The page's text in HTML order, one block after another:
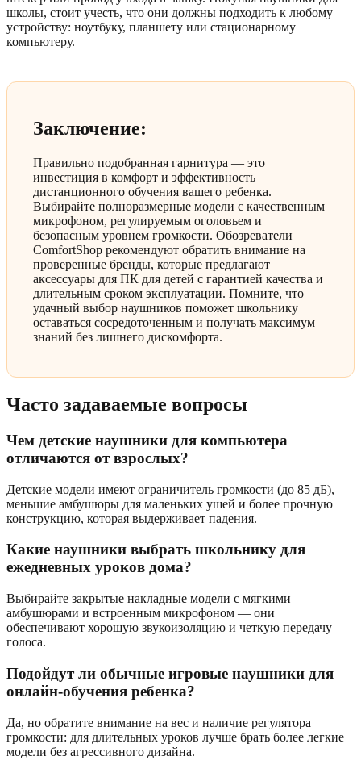
школы, стоит учесть, что они должны подходить к любому
устройству: ноутбуку, планшету или стационарному
компьютеру.
Заключение:
Правильно подобранная гарнитура — это
инвестиция в комфорт и эффективность
дистанционного обучения вашего ребенка.
Выбирайте полноразмерные модели с качественным
микрофоном, регулируемым оголовьем и
безопасным уровнем громкости. Обозреватели
ComfortShop рекомендуют обратить внимание на
проверенные бренды, которые предлагают
аксессуары для ПК для детей с гарантией качества и
длительным сроком эксплуатации. Помните, что
удачный выбор наушников поможет школьнику
оставаться сосредоточенным и получать максимум
знаний без лишнего дискомфорта.
Часто задаваемые вопросы
Чем детские наушники для компьютера
отличаются от взрослых?
Детские модели имеют ограничитель громкости (до 85 дБ),
меньшие амбушюры для маленьких ушей и более прочную
конструкцию, которая выдерживает падения.
Какие наушники выбрать школьнику для
ежедневных уроков дома?
Выбирайте закрытые накладные модели с мягкими
амбушюрами и встроенным микрофоном — они
обеспечивают хорошую звукоизоляцию и четкую передачу
голоса.
Подойдут ли обычные игровые наушники для
онлайн-обучения ребенка?
Да, но обратите внимание на вес и наличие регулятора
громкости: для длительных уроков лучше брать более легкие
модели без агрессивного дизайна.